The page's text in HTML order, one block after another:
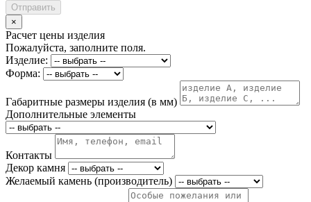
Отправить
×
Расчет цены изделия
Пожалуйста, заполните поля.
Изделие:
Форма:
Габаритные размеры изделия (в мм)
Дополнительные элементы
Контакты
Декор камня
Желаемый камень (производитель)